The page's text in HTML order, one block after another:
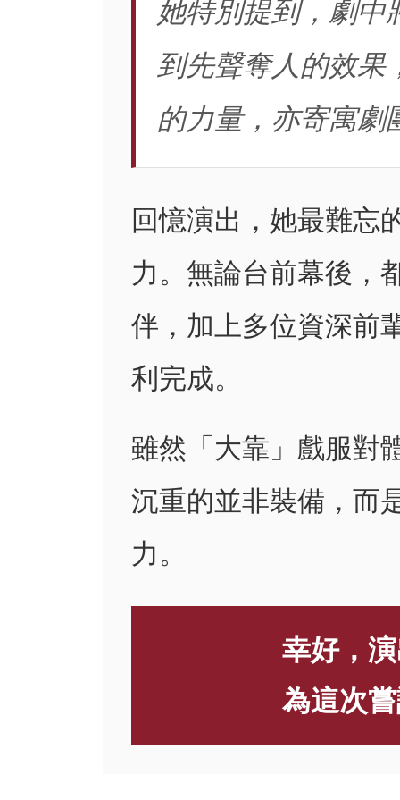
她特別提到，劇中
到先聲奪人的效果
的力量，亦寄寓劇
回憶演出，她最難忘
力。無論台前幕後，
伴，加上多位資深前
利完成。
雖然「大靠」戲服對
沉重的並非裝備，而
力。
幸好，
為這次